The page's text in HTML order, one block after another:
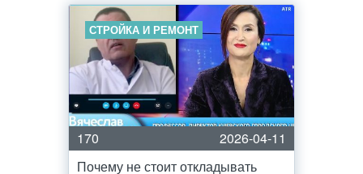
СТРОЙКА И РЕМОНТ
170
2026-04-11
Почему не стоит откладывать